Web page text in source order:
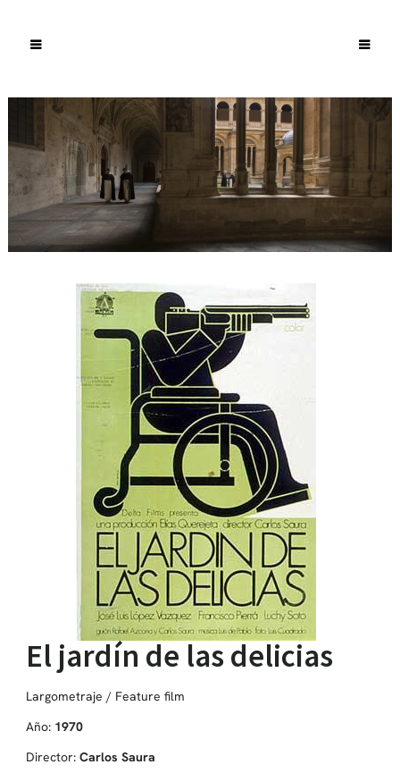
El jardín de las delicias
Largometraje / Feature film
Año: 1970
Director: Carlos Saura